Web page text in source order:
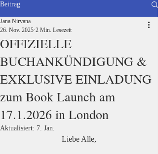
Beitrag
OFFIZIELLE
BUCHANKÜNDIGUNG &
EXKLUSIVE EINLADUNG
zum Book Launch am
17.1.2026 in London
Jana Nirvana
26. Nov. 2025 2 Min. Lesezeit
Aktualisiert: 7. Jan.
Liebe Alle,